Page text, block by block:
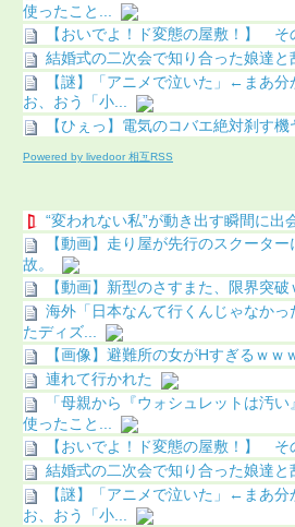
使ったこと...
【おいでよ！ド変態の屋敷！】 そ
結婚式の二次会で知り合った娘達と
【謎】「アニメで泣いた」←まあ
お、おう「小...
【ひぇっ】電気のコバエ絶対刹す
Powered by livedoor 相互RSS
“変われない私”が動き出す瞬間に出
【動画】走り屋が先行のスクータ
故。
【動画】新型のさすまた、限界突破
海外「日本なんて行くんじゃなか
たディズ...
【画像】避難所の女がHすぎるｗｗ
連れて行かれた
「母親から『ウォシュレットは汚
使ったこと...
【おいでよ！ド変態の屋敷！】 そ
結婚式の二次会で知り合った娘達と
【謎】「アニメで泣いた」←まあ
お、おう「小...